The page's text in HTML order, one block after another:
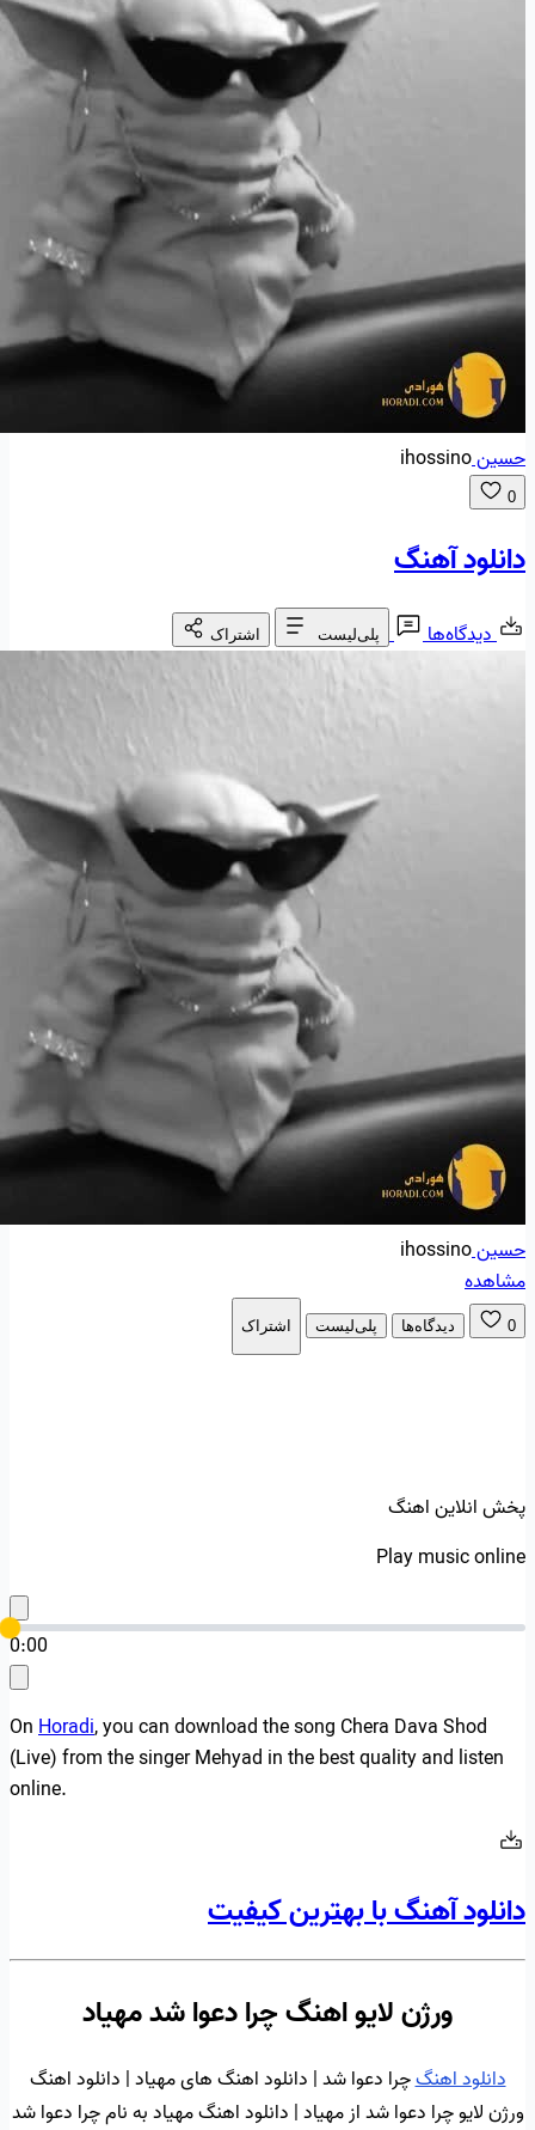
حسینihossino
0
دانلود آهنگ
دیدگاه‌ها پلی‌لیست اشتراک
حسینihossino
مشاهده
0 دیدگاه‌ها پلی‌لیست اشتراک
پخش انلاین اهنگ
Play music online
0:00
OnHoradi, you can download the song Chera Dava Shod
(Live) from the singer Mehyad in the best quality and listen
online.
دانلود آهنگ با بهترین کیفیت
ورژن لایو اهنگ چرا دعوا شد مهیاد
دانلود اهنگچرا دعوا شد | دانلود اهنگ های مهیاد | دانلود اهنگ
ورژن لایو چرا دعوا شد از مهیاد | دانلود اهنگ مهیاد به نام چرا دعوا شد